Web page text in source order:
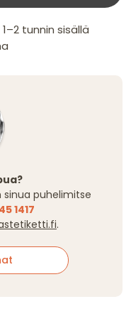
tunnin sisällä
puhelimitse
1417
.